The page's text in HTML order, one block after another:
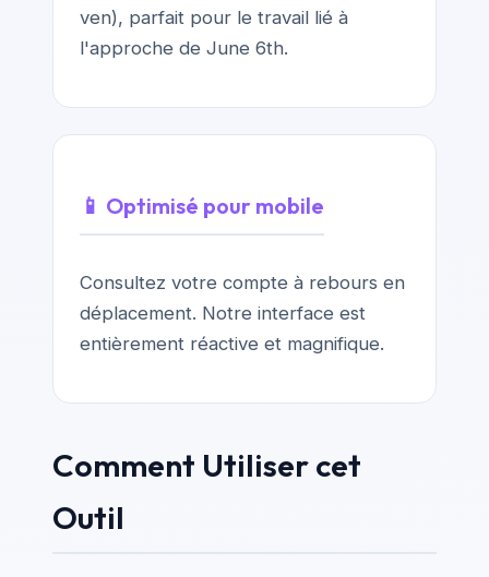
ven), parfait pour le travail lié à
l'approche de June 6th.
📱 Optimisé pour mobile
Consultez votre compte à rebours en
déplacement. Notre interface est
entièrement réactive et magnifique.
Comment Utiliser cet
Outil